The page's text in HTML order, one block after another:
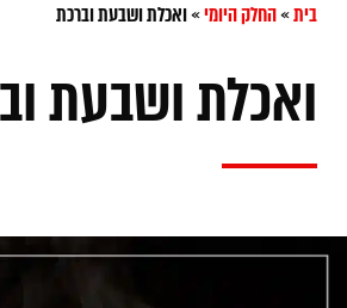
בית»החלק היומי»ואכלת ושבעת וברכת
ואכלת ושבעת